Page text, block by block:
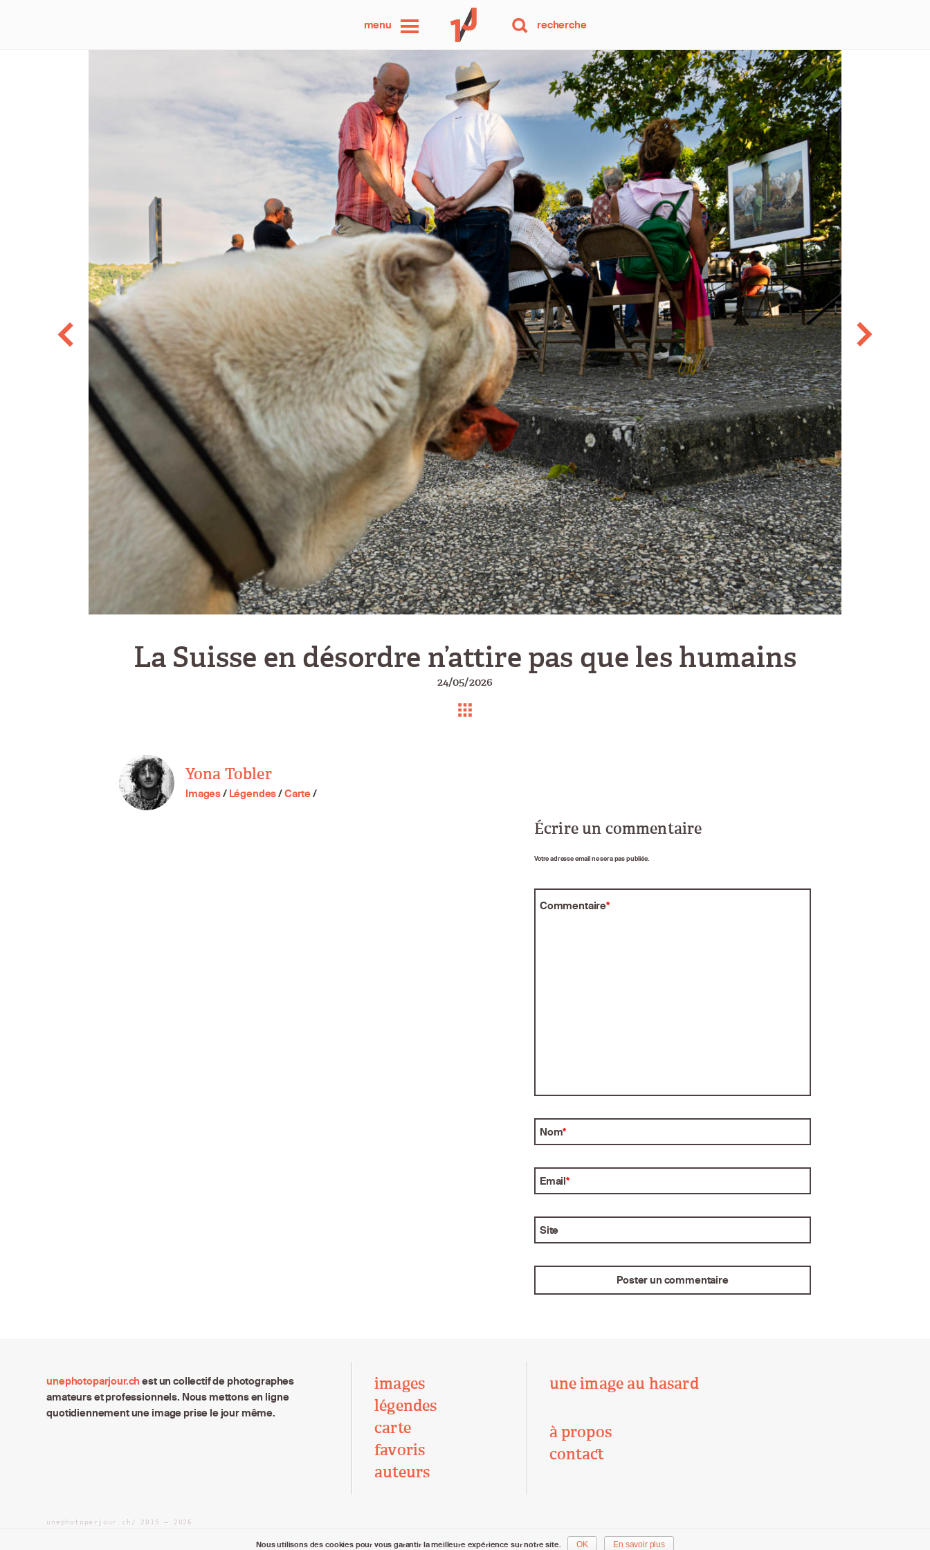
menu
une
photo
par
jour
recherche
La Suisse en désordre n’attire pas que les humains
24/05/2026
Yona Tobler
Images/ Légendes/Carte/
Écrire un commentaire
Votre adresse email ne sera pas publiée.
Commentaire*
Nom*
Email*
Site
unephotoparjour.ch est un collectif de photographes
amateurs et professionnels. Nous mettons en ligne
quotidiennement une image prise le jour même.
images
légendes
carte
favoris
auteurs
une image au hasard
à propos
contact
unephotoparjour.ch/ 2015 – 2026
Nous utilisons des cookies pour vous garantir la meilleure expérience sur notre site. OK En savoir plus